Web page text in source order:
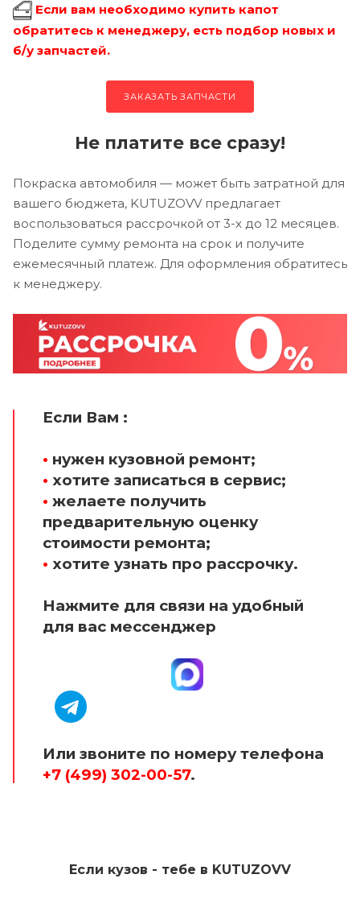
Если вам необходимо купить капот
обратитесь к менеджеру, есть подбор новых и
б/у запчастей.
ЗАКАЗАТЬ ЗАПЧАСТИ
Не платите все сразу!
Покраска автомобиля — может быть затратной для
вашего бюджета, KUTUZOVV предлагает
воспользоваться рассрочкой от 3-х до 12 месяцев.
Поделите сумму ремонта на срок и получите
ежемесячный платеж. Для оформления обратитесь
к менеджеру.
Если Вам :
• нужен кузовной ремонт;
• хотите записаться в сервис;
• желаете получить
предварительную оценку
стоимости ремонта;
• хотите узнать про рассрочку.
Нажмите для связи на удобный
для вас мессенджер
Или звоните по номеру телефона
+7 (499) 302-00-57.
Если кузов - тебе в KUTUZOVV